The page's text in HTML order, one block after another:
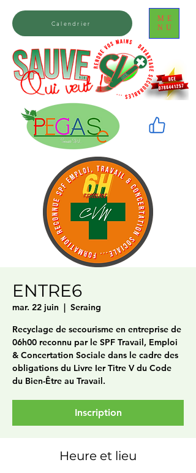
ME
NU
Calendrier
ENTRE6
mar. 22 juin
  |
Seraing
Recyclage de secourisme en entreprise de
06h00 reconnu par le SPF Travail, Emploi
& Concertation Sociale dans le cadre des
obligations du Livre Ier Titre V du Code
du Bien-Être au Travail.
Inscription
Heure et lieu